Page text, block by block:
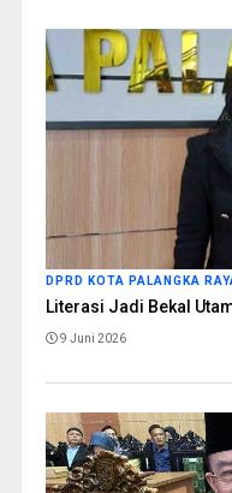
DPRD KOTA PALANGKA
Literasi Jadi Bekal
9 Juni 2026